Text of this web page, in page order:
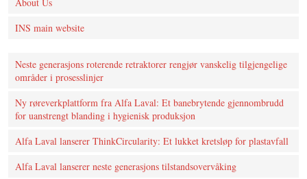
INS main website
Neste generasjons roterende retraktorer rengjør vanskelig tilgjengelige
områder i prosesslinjer
Ny røreverkplattform fra Alfa Laval: Et banebrytende gjennombrudd
for uanstrengt blanding i hygienisk produksjon
Alfa Laval lanserer ThinkCircularity: Et lukket kretsløp for plastavfall
Alfa Laval lanserer neste generasjons tilstandsovervåking